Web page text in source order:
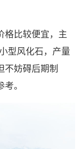
格比较便宜，主
型风化石，产量
不妨碍后期制
。